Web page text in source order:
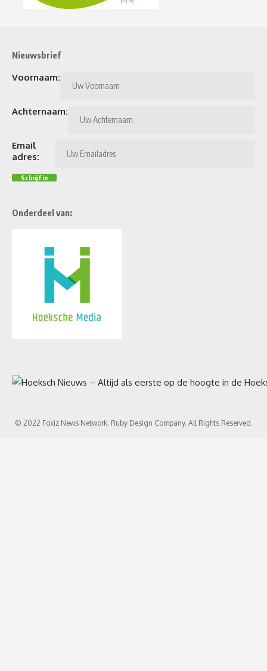
Nieuwsbrief
Voornaam:
Achternaam:
Email
adres:
Onderdeel van:
© 2022 Foxiz News Network. Ruby Design Company. All Rights Reserved.